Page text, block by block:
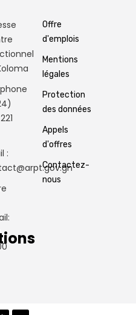
:
Offre
d'emplois
Mentions
légales
Protection
des données
Appels
d'offres
Contactez-
nous